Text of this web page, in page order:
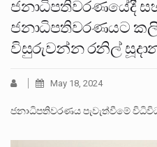
ජනාධිපතිවරණයේදී
ජනාධිපතිවරණයට
විසුරුවන්න රනිල්
May 18, 2024
ජනාධිපතිවරණය පැවැත්වීමේ